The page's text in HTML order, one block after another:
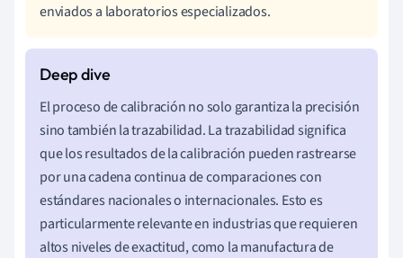
enviados a laboratorios especializados.
El proceso de calibración no solo garantiza la precisión
sino también la trazabilidad. La trazabilidad significa
que los resultados de la calibración pueden rastrearse
por una cadena continua de comparaciones con
estándares nacionales o internacionales. Esto es
particularmente relevante en industrias que requieren
altos niveles de exactitud, como la manufactura de